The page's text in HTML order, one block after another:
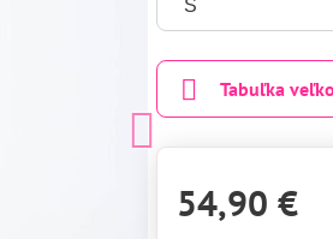
Tabuľka
54,90 €